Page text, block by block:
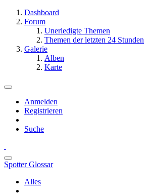
Dashboard
Forum
Unerledigte Themen
Themen der letzten 24 Stunden
Galerie
Alben
Karte
Anmelden
Registrieren
Suche
Spotter Glossar
Alles